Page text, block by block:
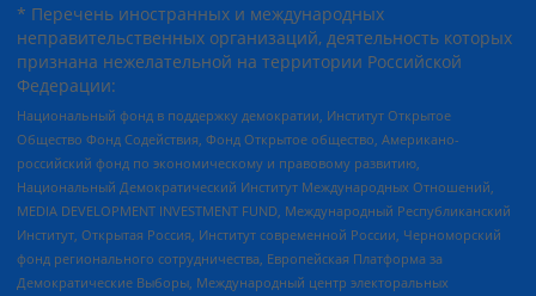
* Перечень иностранных и международных
неправительственных организаций, деятельность которых
признана нежелательной на территории Российской
Федерации:
Национальный фонд в поддержку демократии, Институт Открытое
Общество Фонд Содействия, Фонд Открытое общество, Американо-
российский фонд по экономическому и правовому развитию,
Национальный Демократический Институт Международных Отношений,
MEDIA DEVELOPMENT INVESTMENT FUND, Международный Республиканский
Институт, Открытая Россия, Институт современной России, Черноморский
фонд регионального сотрудничества, Европейская Платформа за
Демократические Выборы, Международный центр электоральных